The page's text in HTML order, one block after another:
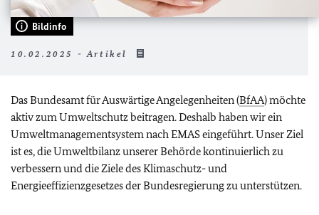
Bildinfo
10.02.2025 - Artikel
Das Bundesamt für Auswärtige Angelegenheiten (BfAA) möchte
aktiv zum Umweltschutz beitragen. Deshalb haben wir ein
Umweltmanagementsystem nach EMAS eingeführt. Unser Ziel
ist es, die Umweltbilanz unserer Behörde kontinuierlich zu
verbessern und die Ziele des Klimaschutz- und
Energieeffizienzgesetzes der Bundesregierung zu unterstützen.